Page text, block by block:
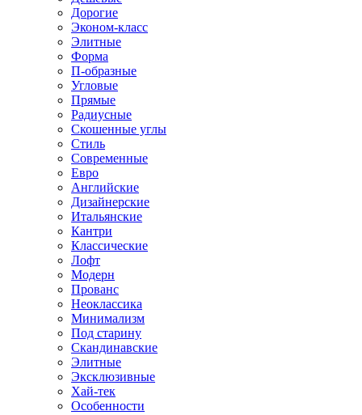
Дорогие
Эконом-класс
Элитные
Форма
П-образные
Угловые
Прямые
Радиусные
Скошенные углы
Стиль
Современные
Евро
Английские
Дизайнерские
Итальянские
Кантри
Классические
Лофт
Модерн
Прованс
Неоклассика
Минимализм
Под старину
Скандинавские
Элитные
Эксклюзивные
Хай-тек
Особенности